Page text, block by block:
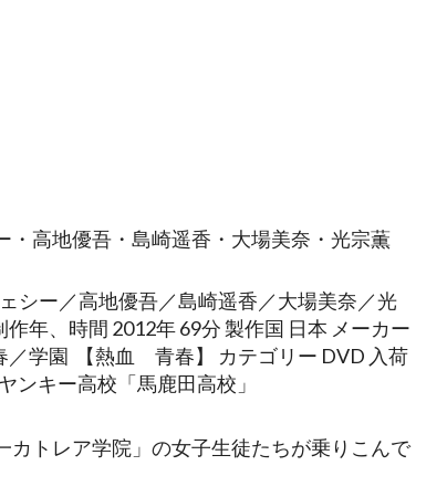
・高地優吾・島崎遥香・大場美奈・光宗薫
シー／高地優吾／島崎遥香／大場美奈／光
年、時間 2012年 69分 製作国 日本 メーカー
／学園 【熱血 青春】 カテゴリー DVD 入荷
ンキー高校「馬鹿田高校」
トレア学院」の女子生徒たちが乗りこんで